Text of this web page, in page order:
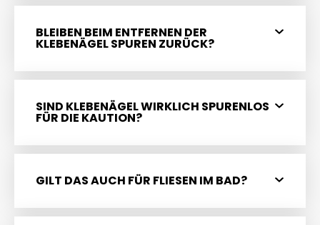
BLEIBEN BEIM ENTFERNEN DER
KLEBENÄGEL SPUREN ZURÜCK?
SIND KLEBENÄGEL WIRKLICH SPURENLOS
FÜR DIE KAUTION?
GILT DAS AUCH FÜR FLIESEN IM BAD?